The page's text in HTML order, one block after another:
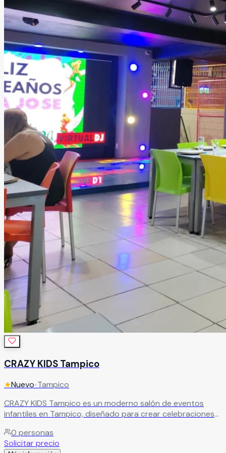
desarrolle de manera perfecta, elegante y totalmente
personalizada.Leer más
CRAZY KIDS Tampico
★Nuevo•Tampico
CRAZY KIDS Tampico es un moderno salón de eventos
infantiles en Tampico, diseñado para crear celebraciones
chicos y grandes. Este espacio de vanguardia ofrece
juegos súper divertidos, instalaciones cómodas y un
0 personas
Solicitar precio